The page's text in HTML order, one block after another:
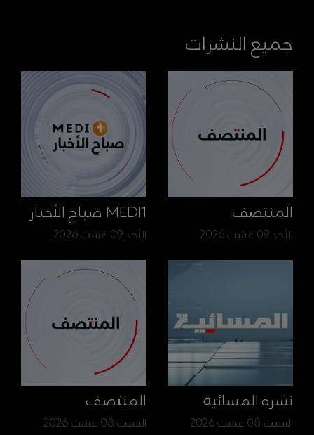
جميع النشرات
المنتصف
الأحد 09 غشت 2026
MEDI1 صباح الأخبار
الأحد 09 غشت 2026
نشرة المسائية
السبت 08 غشت 2026
المنتصف
السبت 08 غشت 2026